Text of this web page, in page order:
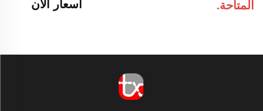
المتاحة.
أسعار الآن